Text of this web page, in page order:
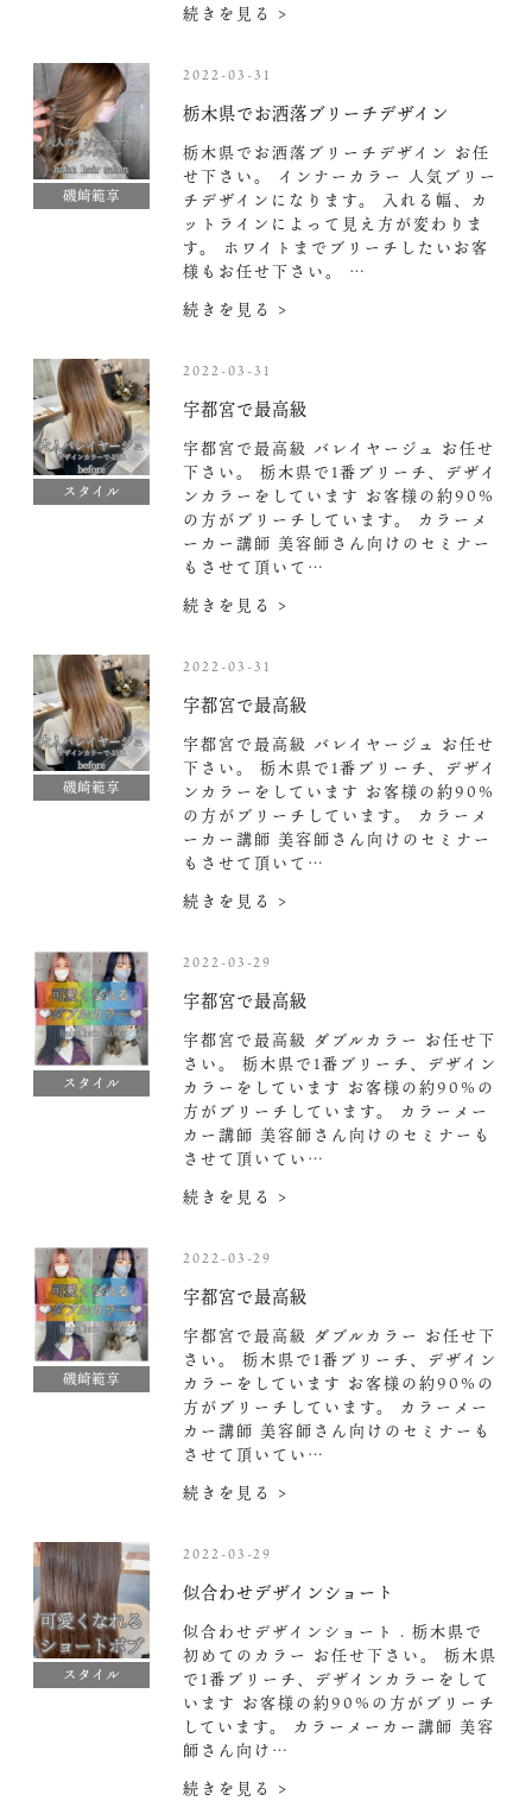
続きを見る >
磯崎範享
2022-03-31
栃木県でお洒落ブリーチデザイン
栃木県でお洒落ブリーチデザイン お任
せ下さい。 インナーカラー 人気ブリー
チデザインになります。 入れる幅、カ
ットラインによって見え方が変わりま
す。 ホワイトまでブリーチしたいお客
様もお任せ下さい。 …
続きを見る >
スタイル
2022-03-31
宇都宮で最高級
宇都宮で最高級 バレイヤージュ お任せ
下さい。 栃木県で1番ブリーチ、デザイ
ンカラーをしています お客様の約90%
の方がブリーチしています。 カラーメ
ーカー講師 美容師さん向けのセミナー
もさせて頂いて…
続きを見る >
磯崎範享
2022-03-31
宇都宮で最高級
宇都宮で最高級 バレイヤージュ お任せ
下さい。 栃木県で1番ブリーチ、デザイ
ンカラーをしています お客様の約90%
の方がブリーチしています。 カラーメ
ーカー講師 美容師さん向けのセミナー
もさせて頂いて…
続きを見る >
スタイル
2022-03-29
宇都宮で最高級
宇都宮で最高級 ダブルカラー お任せ下
さい。 栃木県で1番ブリーチ、デザイン
カラーをしています お客様の約90%の
方がブリーチしています。 カラーメー
カー講師 美容師さん向けのセミナーも
させて頂いてい…
続きを見る >
磯崎範享
2022-03-29
宇都宮で最高級
宇都宮で最高級 ダブルカラー お任せ下
さい。 栃木県で1番ブリーチ、デザイン
カラーをしています お客様の約90%の
方がブリーチしています。 カラーメー
カー講師 美容師さん向けのセミナーも
させて頂いてい…
続きを見る >
スタイル
2022-03-29
似合わせデザインショート︎
似合わせデザインショート︎ . 栃木県で
初めてのカラー お任せ下さい。 栃木県
で1番ブリーチ、デザインカラーをして
います お客様の約90%の方がブリーチ
しています。 カラーメーカー講師 美容
師さん向け…
続きを見る >